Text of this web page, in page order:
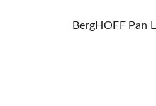
BergHOFF Pan